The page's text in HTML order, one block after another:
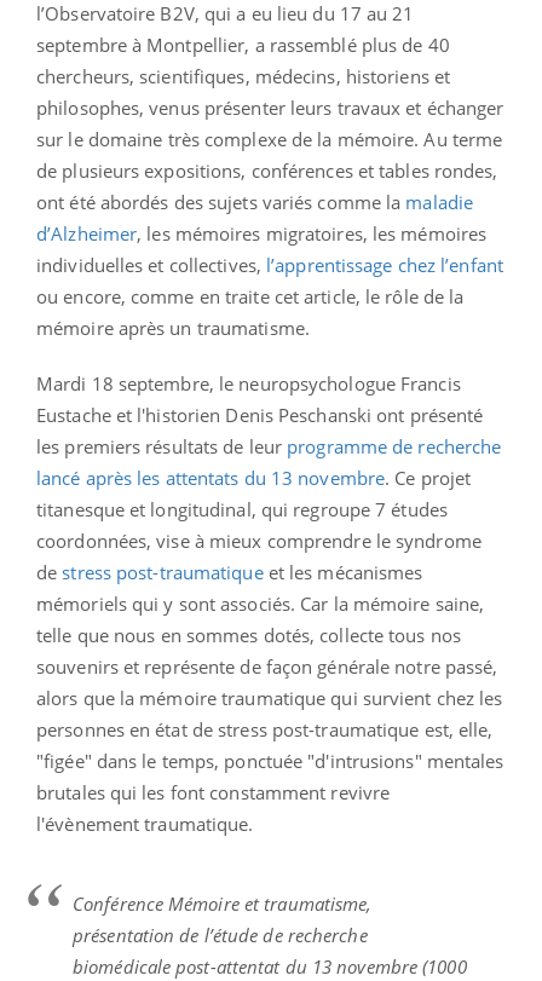
l’Observatoire B2V, qui a eu lieu du 17 au 21
septembre à Montpellier, a rassemblé plus de 40
chercheurs, scientifiques, médecins, historiens et
philosophes, venus présenter leurs travaux et échanger
sur le domaine très complexe de la mémoire. Au terme
de plusieurs expositions, conférences et tables rondes,
ont été abordés des sujets variés comme la maladie
d’Alzheimer, les mémoires migratoires, les mémoires
individuelles et collectives, l’apprentissage chez l’enfant
ou encore, comme en traite cet article, le rôle de la
mémoire après un traumatisme.
Mardi 18 septembre, le neuropsychologue Francis
Eustache et l'historien Denis Peschanski ont présenté
les premiers résultats de leur programme de recherche
lancé après les attentats du 13 novembre. Ce projet
titanesque et longitudinal, qui regroupe 7 études
coordonnées, vise à mieux comprendre le syndrome
destress post-traumatiqueet les mécanismes
mémoriels qui y sont associés. Car la mémoire saine,
telle que nous en sommes dotés, collecte tous nos
souvenirs et représente de façon générale notre passé,
alors que la mémoire traumatique qui survient chez les
personnes en état de stress post-traumatique est, elle,
"figée" dans le temps, ponctuée "d'intrusions" mentales
brutales qui les font constamment revivre
l'évènement traumatique.
Conférence Mémoire et traumatisme,
présentation de l’étude de recherche
biomédicale post-attentat du 13 novembre (1000